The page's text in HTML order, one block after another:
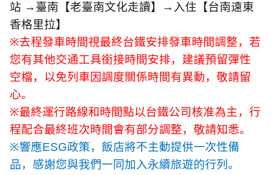
站 → 臺南【老臺南文化走讀】 → 入住【台南遠東
香格里拉】
※去程發車時間視最終台鐵安排發車時間調整，若
您有其他交通工具銜接時間安排，建議預留彈性
空檔，以免列車因調度關係時間有異動，敬請留
心。
※最終運行路線和時間點以台鐵公司核准為主，行
程配合最終班次時間會有部分調整，敬請知悉。
※響應ESG政策，飯店將不主動提供一次性備
品，感謝您與我們一同加入永續旅遊的行列。